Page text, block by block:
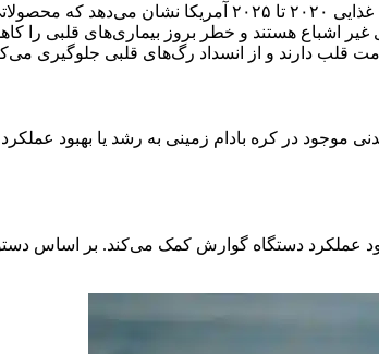
اگر به دنبال یک منبع سالم برای تامین چربی هستید، بادام زمینی گزینه کاملاً مناسبی برای شما خواهد بود.
غیر اشباع هستند و خطر بروز بیماری‌های قلبی
موجود در کره بادام زمینی به رشد یا بهبود
عملکرد دستگاه گوارش کمک می‌کند. بر اساس